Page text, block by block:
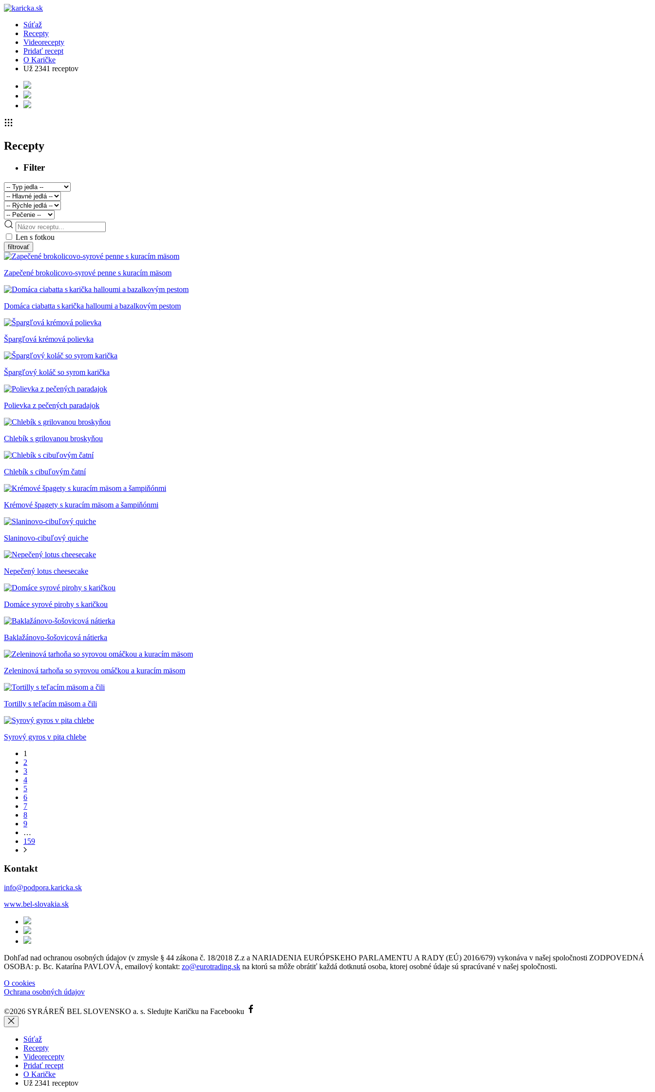
Súťaž
Recepty
Videorecepty
Pridať recept
O Karičke
Už 2341 receptov
Recepty
Filter
Len s fotkou
Zapečené brokolicovo-syrové penne s kuracím mäsom
Domáca ciabatta s karička halloumi a bazalkovým pestom
Špargľová krémová polievka
Špargľový koláč so syrom karička
Polievka z pečených paradajok
Chlebík s grilovanou broskyňou
Chlebík s cibuľovým čatní
Krémové špagety s kuracím mäsom a šampiňónmi
Slaninovo-cibuľový quiche
Nepečený lotus cheesecake
Domáce syrové pirohy s karičkou
Baklažánovo-šošovicová nátierka
Zeleninová tarhoňa so syrovou omáčkou a kuracím mäsom
Tortilly s teľacím mäsom a čili
Syrový gyros v pita chlebe
1
2
3
4
5
6
7
8
9
…
159
Kontakt
info@podpora.karicka.sk
www.bel-slovakia.sk
Dohľad nad ochranou osobných údajov (v zmysle § 44 zákona č. 18/2018 Z.z a NARIADENIA EURÓPSKEHO PARLAMENTU A RADY (EÚ) 2016/679) vykonáva v našej spoločnosti ZODPOVEDNÁ
OSOBA: p. Bc. Katarína PAVLOVÁ, emailový kontakt: zo@eurotrading.sk na ktorú sa môže obrátiť každá dotknutá osoba, ktorej osobné údaje sú spracúvané v našej spoločnosti.
O cookies
Ochrana osobných údajov
©2026 SYRÁREŇ BEL SLOVENSKO a. s. Sledujte Karičku na Facebooku
Súťaž
Recepty
Videorecepty
Pridať recept
O Karičke
Už 2341 receptov